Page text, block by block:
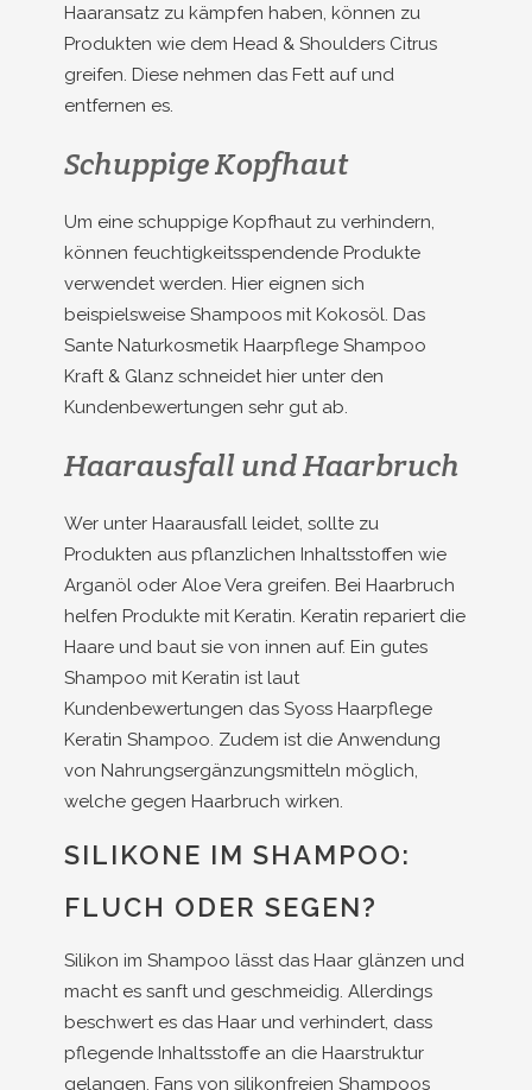
Haaransatz zu kämpfen haben, können zu
Produkten wie dem Head & Shoulders Citrus
greifen. Diese nehmen das Fett auf und
entfernen es.
Schuppige Kopfhaut
Um eine schuppige Kopfhaut zu verhindern,
können feuchtigkeitsspendende Produkte
verwendet werden. Hier eignen sich
beispielsweise Shampoos mit Kokosöl. Das
Sante Naturkosmetik Haarpflege Shampoo
Kraft & Glanz schneidet hier unter den
Kundenbewertungen sehr gut ab.
Haarausfall und Haarbruch
Wer unter Haarausfall leidet, sollte zu
Produkten aus pflanzlichen Inhaltsstoffen wie
Arganöl oder Aloe Vera greifen. Bei Haarbruch
helfen Produkte mit Keratin. Keratin repariert die
Haare und baut sie von innen auf. Ein gutes
Shampoo mit Keratin ist laut
Kundenbewertungen das Syoss Haarpflege
Keratin Shampoo. Zudem ist die Anwendung
von Nahrungsergänzungsmitteln möglich,
welche gegen Haarbruch wirken.
SILIKONE IM SHAMPOO:
FLUCH ODER SEGEN?
Silikon im Shampoo lässt das Haar glänzen und
macht es sanft und geschmeidig. Allerdings
beschwert es das Haar und verhindert, dass
pflegende Inhaltsstoffe an die Haarstruktur
gelangen. Fans von silikonfreien Shampoos